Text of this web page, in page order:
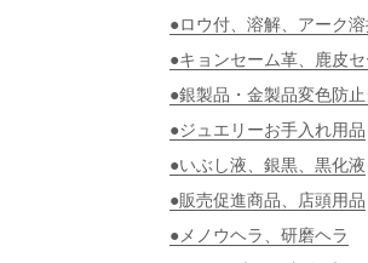
●ロウ付、溶解、アーク
●キョンセーム革、鹿皮セ
●銀製品・金製品変色防止
●ジュエリーお手入れ用品
●いぶし液、銀黒、黒化液
●販売促進商品、店頭用品
●メノウヘラ、研磨ヘラ